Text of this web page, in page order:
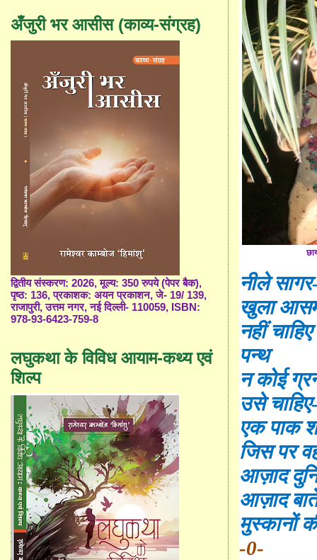
नीले
खुला
नहीं
पन्थ
न कोई
उसे
एक पाक
जिस पर
आज़ाद
आज़ाद
मुस्कानों
-0-
अँजुरी भर आसीस (काव्य-संग्रह)
द्वितीय संस्करण: 2026, मूल्य: 350 रुपये (पेपर बैक),
पृष्ठ: 136, प्रकाशक: अयन प्रकाशन, जे- 19/ 139,
राजापुरी, उत्तम नगर, नई दिल्ली- 110059, ISBN:
978-93-6423-759-8
लघुकथा के विविध आयाम-कथ्य एवं
शिल्प